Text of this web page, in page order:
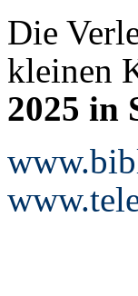
Die
kleinen
2025 in